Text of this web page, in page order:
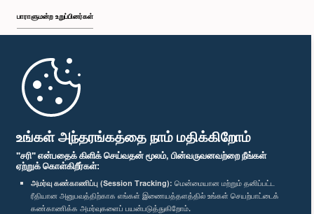
உங்கள் அந்தரங்கத்தை நாம் மதிக்கிறோம்
"சரி" என்பதைக் கிளிக் செய்வதன் மூலம், பின்வருவனவற்றை நீங்கள்
ஏற்றுக் கொள்கிறீர்கள்:
அமர்வு கண்காணிப்பு (Session Tracking): மென்மையான மற்றும் தனிப்பட்ட
ரீதியான அனுபவத்திற்காக எங்கள் இணையத்தளத்தில் உங்கள் செயற்பாட்டைக்
கண்காணிக்க அமர்வுகளைப் பயன்படுத்துகிறோம்.
பாராளுமன்ற உறுப்பினர்கள்
முதற்பக்கம்
பாராளுமன்ற கையடக்க செயலி
எம்மை பின்தொடர்க :